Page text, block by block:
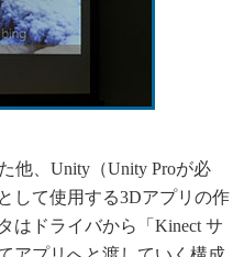
他、Unity（Unity Proが必
して使用する3Dアプリの作
はドライバから「Kinect サ